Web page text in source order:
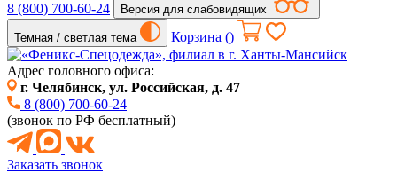
8 (800) 700-60-24
Версия для слабовидящих
Темная / светлая тема Корзина ()
Адрес головного офиса:
г. Челябинск, ул. Российская, д. 47
8 (800) 700-60-24
(звонок по РФ бесплатный)
Заказать звонок